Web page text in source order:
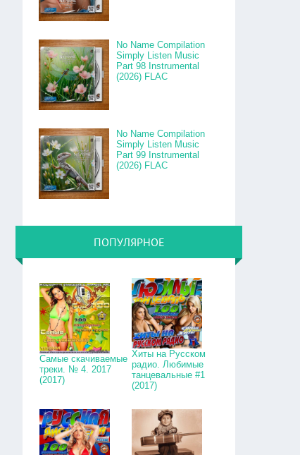
No Name Compilation
Simply Listen Music
Part 98 Instrumental
(2026) FLAC
No Name Compilation
Simply Listen Music
Part 99 Instrumental
(2026) FLAC
ПОПУЛЯРНОЕ
Самые скачиваемые
треки. № 4. 2017
(2017)
Хиты на Русском
радио. Любимые
танцевальные #1
(2017)